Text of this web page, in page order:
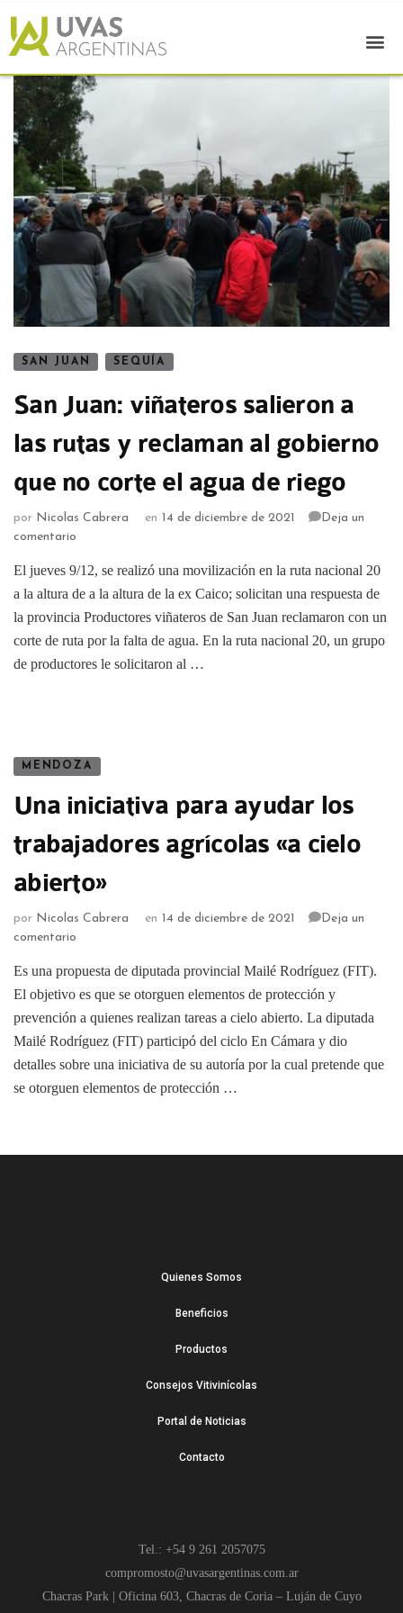
SAN JUAN SEQUÍA
San Juan: viñateros salieron a
las rutas y reclaman al gobierno
que no corte el agua de riego
por Nicolas Cabrera en 14 de diciembre de 2021
Deja un
comentario
El jueves 9/12, se realizó una movilización en la ruta nacional 20
a la altura de a la altura de la ex Caico; solicitan una respuesta de
la provincia Productores viñateros de San Juan reclamaron con un
corte de ruta por la falta de agua. En la ruta nacional 20, un grupo
de productores le solicitaron al …
MENDOZA
Una iniciativa para ayudar los
trabajadores agrícolas «a cielo
abierto»
por Nicolas Cabrera en 14 de diciembre de 2021
Deja un
comentario
Es una propuesta de diputada provincial Mailé Rodríguez (FIT).
El objetivo es que se otorguen elementos de protección y
prevención a quienes realizan tareas a cielo abierto. La diputada
Mailé Rodríguez (FIT) participó del ciclo En Cámara y dio
detalles sobre una iniciativa de su autoría por la cual pretende que
se otorguen elementos de protección …
Quienes Somos
Beneficios
Productos
Consejos Vitivinícolas
Portal de Noticias
Contacto
Tel.: +54 9 261 2057075
compromosto@uvasargentinas.com.ar
Chacras Park | Oficina 603, Chacras de Coria – Luján de Cuyo